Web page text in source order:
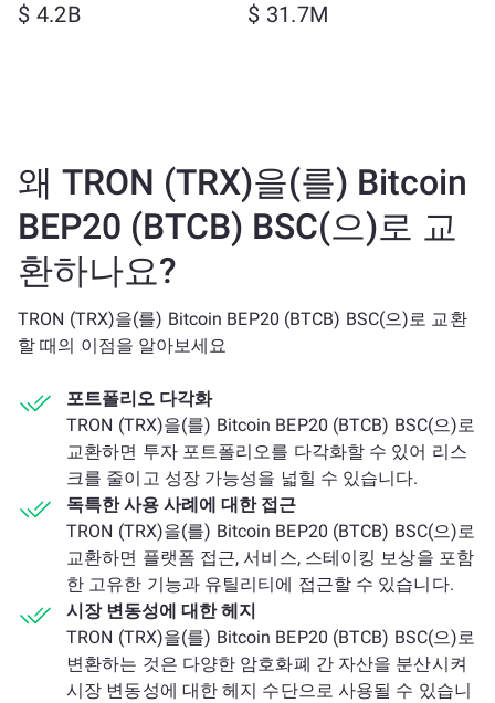
$ 4.2B $ 31.7M
왜 TRON (TRX)을(를) Bitcoin
BEP20 (BTCB) BSC(으)로 교
환하나요?
TRON (TRX)을(를) Bitcoin BEP20 (BTCB) BSC(으)로 교환
할 때의 이점을 알아보세요
포트폴리오 다각화
TRON (TRX)을(를) Bitcoin BEP20 (BTCB) BSC(으)로
교환하면 투자 포트폴리오를 다각화할 수 있어 리스
크를 줄이고 성장 가능성을 넓힐 수 있습니다.
독특한 사용 사례에 대한 접근
TRON (TRX)을(를) Bitcoin BEP20 (BTCB) BSC(으)로
교환하면 플랫폼 접근, 서비스, 스테이킹 보상을 포함
한 고유한 기능과 유틸리티에 접근할 수 있습니다.
시장 변동성에 대한 헤지
TRON (TRX)을(를) Bitcoin BEP20 (BTCB) BSC(으)로
변환하는 것은 다양한 암호화폐 간 자산을 분산시켜
시장 변동성에 대한 헤지 수단으로 사용될 수 있습니